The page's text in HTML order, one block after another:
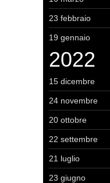
23 febbraio
19 gennaio
2022
15 dicembre
24 novembre
20 ottobre
22 settembre
21 luglio
23 giugno